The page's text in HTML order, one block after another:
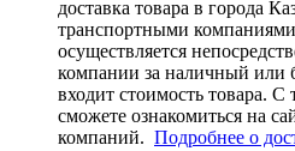
доставка товара в города
транспортными
осуществляется
компании за наличный или
входит стоимость товара.
сможете ознакомиться на
компаний. Подробнее о